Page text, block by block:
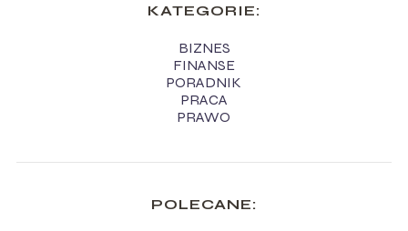
KATEGORIE:
BIZNES
FINANSE
PORADNIK
PRACA
PRAWO
POLECANE: